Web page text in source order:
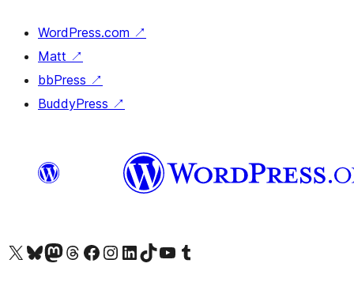
WordPress.com ↗
Matt ↗
bbPress ↗
BuddyPress ↗
X (旧 Twitter) アカウントへBluesky アカウントへMastodon アカウントへThreads アカウントへ Facebook ページへInstagram アカウントへ LinkedIn アカウントへTikTok アカウントへYouTube チャンネルへ Tumblr アカウントへ